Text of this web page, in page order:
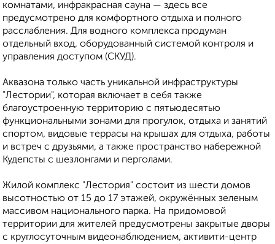
комнатами, инфракрасная сауна — здесь все
предусмотрено для комфортного отдыха и полного
расслабления. Для водного комплекса продуман
отдельный вход, оборудованный системой контроля и
управления доступом (СКУД).
Аквазона только часть уникальной инфраструктуры
"Лестории", которая включает в себя также
благоустроенную территорию с пятьюдесятью
функциональными зонами для прогулок, отдыха и занятий
спортом, видовые террасы на крышах для отдыха, работы
и встреч с друзьями, а также пространство набережной
Кудепсты с шезлонгами и перголами.
Жилой комплекс "Лестория" состоит из шести домов
высотностью от 15 до 17 этажей, окружённых зеленым
массивом национального парка. На придомовой
территории для жителей предусмотрены закрытые дворы
с круглосуточным видеонаблюдением, активити-центр